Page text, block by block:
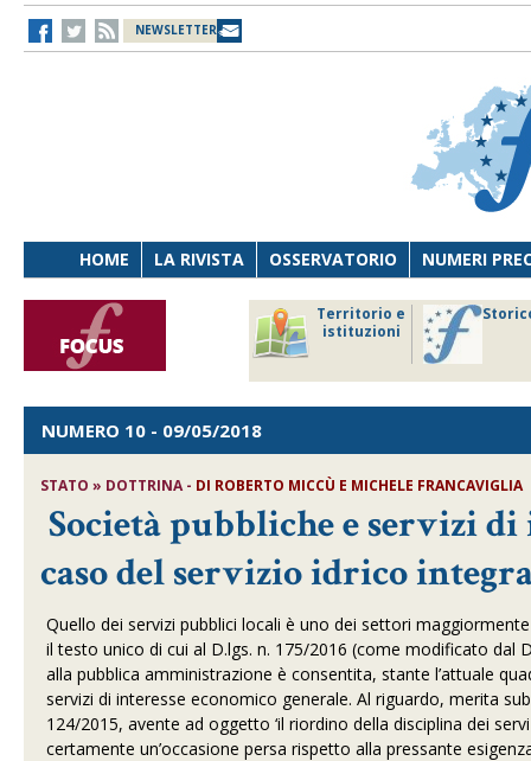
NEWSLETTER
HOME LA RIVISTA OSSERVATORIO NUMERI
Territorio e
istituzioni
NUMERO 10 - 09/05/2018
STATO » DOTTRINA - DI ROBERTO MICCÙ E MICHELE FRANCAVIGLIA
Società pubbliche e servizi
caso del servizio idrico
Quello dei servizi pubblici locali è uno dei settori
il testo unico di cui al D.lgs. n. 175/2016 (come modificato
alla pubblica amministrazione è consentita, stante l’attuale
servizi di interesse economico generale. Al riguardo, merita
124/2015, avente ad oggetto ‘il riordino della disciplina dei
certamente un’occasione persa rispetto alla pressante